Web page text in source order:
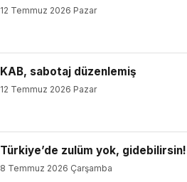
12 Temmuz 2026 Pazar
KAB, sabotaj düzenlemiş
12 Temmuz 2026 Pazar
Türkiye’de zulüm yok, gidebilirsin!
8 Temmuz 2026 Çarşamba